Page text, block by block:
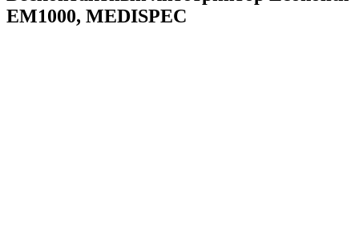
ЕМ1000, MEDISPEC